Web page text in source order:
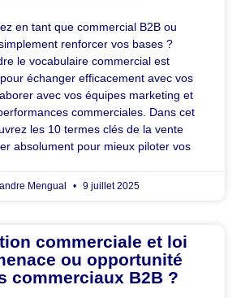
en tant que commercial B2B ou
renforcer vos bases ?
le vocabulaire commercial est
échanger efficacement avec vos
avec vos équipes marketing et
commerciales. Dans cet
les 10 termes clés de la vente
absolument pour mieux piloter vos
Mengual 9 juillet 2025
commerciale et loi
ou opportunité
commerciaux B2B ?